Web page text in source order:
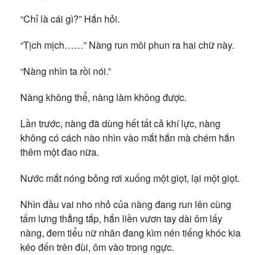
“Chỉ là cái gì?” Hắn hỏi.
“Tịch mịch……” Nàng run môi phun ra hai chữ này.
“Nàng nhìn ta rồi nói.”
Nàng không thể, nàng làm không được.
Lần trước, nàng đã dùng hết tất cả khí lực, nàng
không có cách nào nhìn vào mắt hắn mà chém hắn
thêm một đao nữa.
Nước mắt nóng bỏng rơi xuống một giọt, lại một giọt.
Nhìn đầu vai nho nhỏ của nàng đang run lên cùng
tấm lưng thẳng tắp, hắn liền vươn tay dài ôm lấy
nàng, đem tiểu nữ nhân đang kìm nén tiếng khóc kia
kéo đến trên đùi, ôm vào trong ngực.